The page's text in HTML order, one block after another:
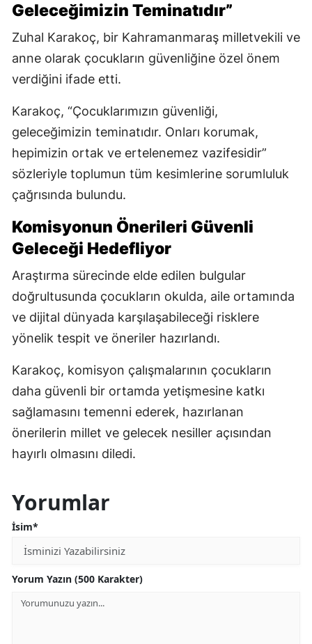
Geleceğimizin Teminatıdır”
Zuhal Karakoç, bir Kahramanmaraş milletvekili ve
anne olarak çocukların güvenliğine özel önem
verdiğini ifade etti.
Karakoç, “Çocuklarımızın güvenliği,
geleceğimizin teminatıdır. Onları korumak,
hepimizin ortak ve ertelenemez vazifesidir”
sözleriyle toplumun tüm kesimlerine sorumluluk
çağrısında bulundu.
Komisyonun Önerileri Güvenli
Geleceği Hedefliyor
Araştırma sürecinde elde edilen bulgular
doğrultusunda çocukların okulda, aile ortamında
ve dijital dünyada karşılaşabileceği risklere
yönelik tespit ve öneriler hazırlandı.
Karakoç, komisyon çalışmalarının çocukların
daha güvenli bir ortamda yetişmesine katkı
sağlamasını temenni ederek, hazırlanan
önerilerin millet ve gelecek nesiller açısından
hayırlı olmasını diledi.
Yorumlar
İsim*
Yorum Yazın (500 Karakter)